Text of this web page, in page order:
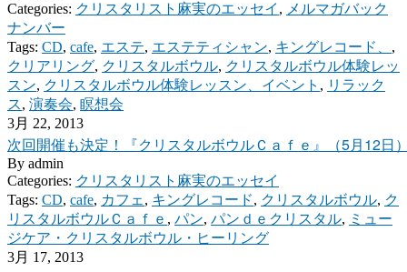
Categories: クリスタリスト麻実のエッセイ , メルマガバック
ナンバー
Tags: CD, cafe, エステ, エステティシャン, キングレコード、 ,
クリアリング, クリスタルボウル, クリスタルボウル体験レッ
スン, クリスタルボウル体験レッスン、イベント , リラック
ス, 演奏会, 瞑想会
3月 22, 2013
次回開催も決定！『クリスタルボウルＣａｆｅ』（5月12日
By admin
Categories: クリスタリスト麻実のエッセイ
Tags: CD, cafe, カフェ , キングレコード, クリスタルボウル, ク
リスタルボウルＣａｆｅ , パン, パンｄｅクリスタル, ミュー
ジケア・クリスタルボウル・ヒーリング
3月 17, 2013